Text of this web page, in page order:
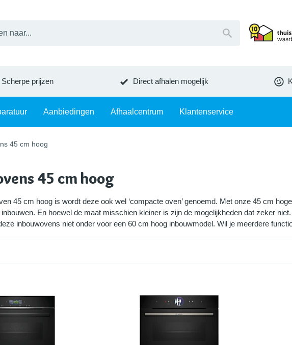
Scherpe prijzen Direct afhalen mogelijk
Aanbiedingen Afhaalcentrum Klantenservice
45 cm hoog
45 cm hoog
45 cm hoog is wordt deze ook wel ‘compacte oven’ genoemd. Met onze 45 cm
En hoewel de maat misschien kleiner is zijn de mogelijkheden dat zeker
inbouwovens niet onder voor een 60 cm hoog inbouwmodel. Wil je meerdere